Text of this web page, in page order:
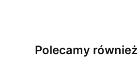
Polecamy również